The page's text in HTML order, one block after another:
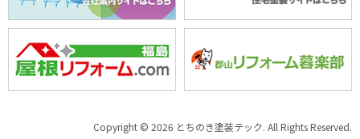
Copyright © 2026 とちのき塗装テック. All Rights Reserved.